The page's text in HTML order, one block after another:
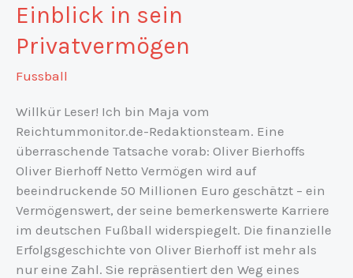
Einblick in sein
Privatvermögen
Fussball
Willkür Leser! Ich bin Maja vom
Reichtummonitor.de-Redaktionsteam. Eine
überraschende Tatsache vorab: Oliver Bierhoffs
Oliver Bierhoff Netto Vermögen wird auf
beeindruckende 50 Millionen Euro geschätzt – ein
Vermögenswert, der seine bemerkenswerte Karriere
im deutschen Fußball widerspiegelt. Die finanzielle
Erfolgsgeschichte von Oliver Bierhoff ist mehr als
nur eine Zahl. Sie repräsentiert den Weg eines